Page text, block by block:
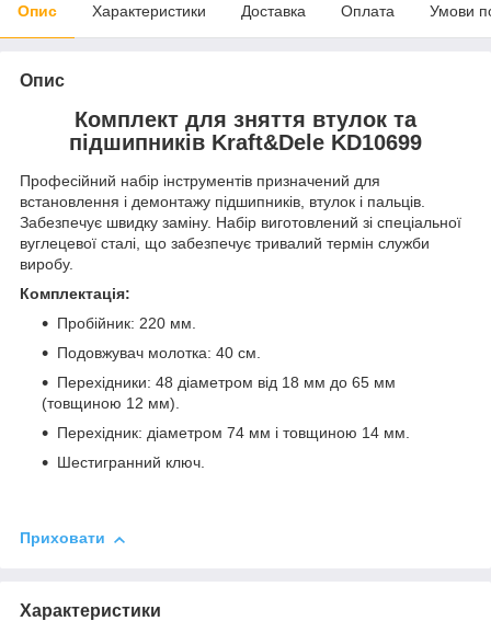
Опис Характеристики Доставка Оплата Умови
Опис
Комплект для зняття втулок та
підшипників Kraft&Dele KD10699
Професійний набір інструментів призначений для
встановлення і демонтажу підшипників, втулок і пальців.
Забезпечує швидку заміну. Набір виготовлений зі спеціальної
вуглецевої сталі, що забезпечує тривалий термін служби
виробу.
Комплектація:
Пробійник: 220 мм.
Подовжувач молотка: 40 см.
Перехідники: 48 діаметром від 18 мм до 65 мм
(товщиною 12 мм).
Перехідник: діаметром 74 мм і товщиною 14 мм.
Шестигранний ключ.
Приховати
Характеристики